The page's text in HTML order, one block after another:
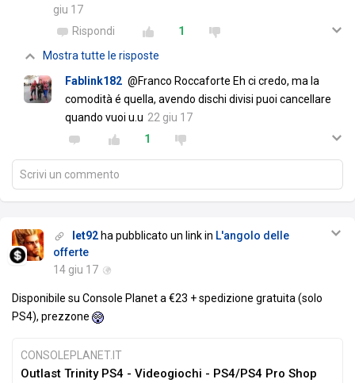
giu 17
Rispondi
1
Mostra tutte le risposte
Fablink182 @Franco Roccaforte Eh ci credo, ma la
comodità é quella, avendo dischi divisi puoi cancellare
quando vuoi u.u 22 giu 17
1
Scrivi un commento
let92 ha pubblicato un link in L'angolo delle
offerte
14 giu 17
Disponibile su Console Planet a €23 + spedizione gratuita (solo
PS4), prezzone
CONSOLEPLANET.IT
Outlast Trinity PS4 - Videogiochi - PS4/PS4 Pro Shop